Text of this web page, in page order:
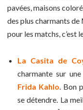
pavées, maisons
des plus charmants
pour les matchs, c’est
La Casita de
charmante sur
Frida Kahlo . Bon
se détendre. La